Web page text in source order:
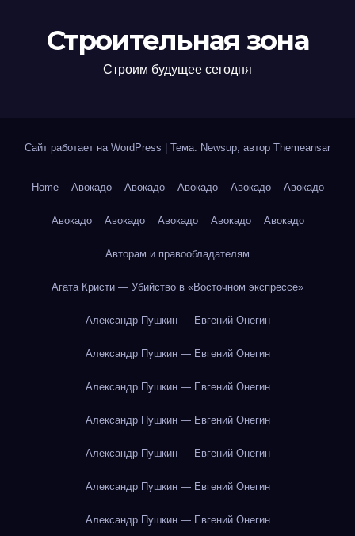
Строительная зона
Строим будущее сегодня
Сайт работает на WordPress Тема: Newsup, автор Themeansar
Home Авокадо Авокадо Авокадо Авокадо Авокадо
Авокадо Авокадо Авокадо Авокадо Авокадо
Авторам и правообладателям
Агата Кристи — Убийство в «Восточном экспрессе»
Александр Пушкин — Евгений Онегин
Александр Пушкин — Евгений Онегин
Александр Пушкин — Евгений Онегин
Александр Пушкин — Евгений Онегин
Александр Пушкин — Евгений Онегин
Александр Пушкин — Евгений Онегин
Александр Пушкин — Евгений Онегин